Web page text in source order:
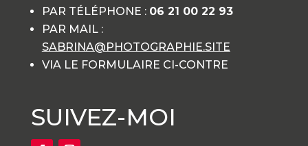
PAR TÉLÉPHONE : 06 21 00 22 93
PAR MAIL :
SABRINA@PHOTOGRAPHIE.SITE
VIA LE FORMULAIRE CI-CONTRE
SUIVEZ-MOI